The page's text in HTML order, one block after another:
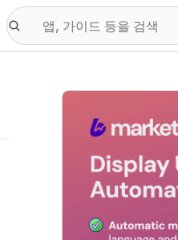
추천 이미지 갤러리